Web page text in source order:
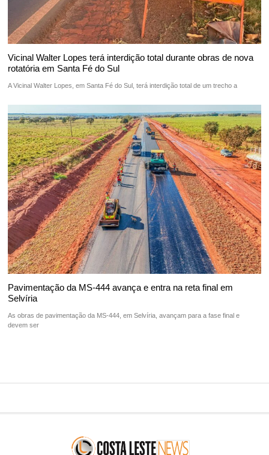
Vicinal Walter Lopes terá interdição total durante obras de nova
rotatória em Santa Fé do Sul
A Vicinal Walter Lopes, em Santa Fé do Sul, terá interdição total de um trecho a
Pavimentação da MS-444 avança e entra na reta final em
Selvíria
As obras de pavimentação da MS-444, em Selvíria, avançam para a fase final e
devem ser